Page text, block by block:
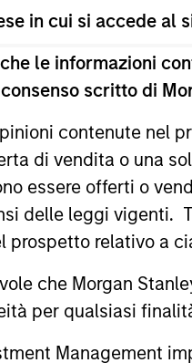
in cui si accede al
le informazioni
scritto di
contenute nel
di vendita o una
essere offerti o
delle leggi vigenti.
prospetto relativo a
che Morgan
per qualsiasi
Management
informazioni relative ai
d’investimento
le richieste di
(“KID”) o del
documenti disponibili sul
Centre, 6B route de
di sostenibilità del
invitati a prendere
(“Additional Information
Informativo, del
Svizzera è Banque
in questione
OICVM.